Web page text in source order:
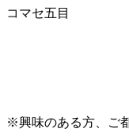
コマセ五目
※興味のある方、ご